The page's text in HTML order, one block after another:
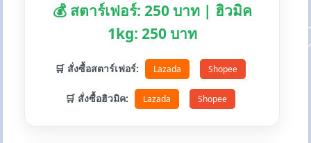
💰 สตาร์เฟอร์: 250 บาท | ฮิวมิค
1kg: 250 บาท
🛒 สั่งซื้อสตาร์เฟอร์: Lazada Shopee
🛒 สั่งซื้อฮิวมิค: Lazada Shopee